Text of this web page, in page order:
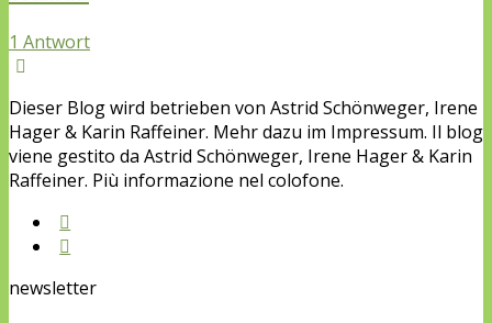
1 Antwort
Dieser Blog wird betrieben von Astrid Schönweger, Irene
Hager & Karin Raffeiner. Mehr dazu im Impressum. Il blog
viene gestito da Astrid Schönweger, Irene Hager & Karin
Raffeiner. Più informazione nel colofone.
newsletter